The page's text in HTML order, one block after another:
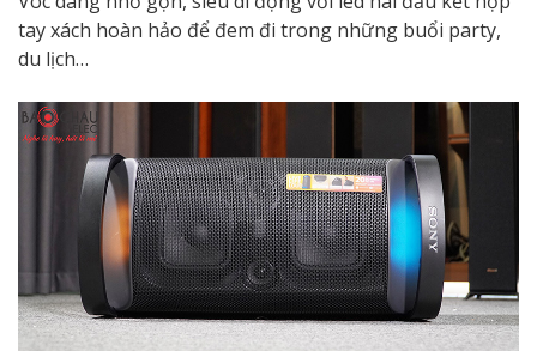
tay xách hoàn hảo để đem đi trong những buổi party,
du lịch…